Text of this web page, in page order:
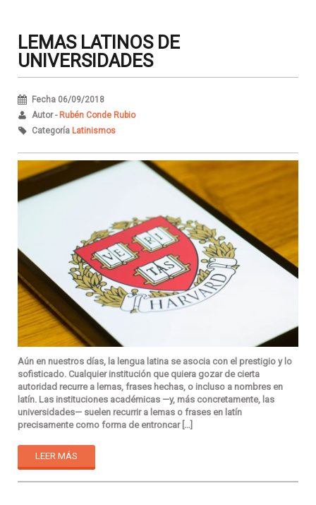
LEMAS LATINOS DE
UNIVERSIDADES
Fecha 06/09/2018
Autor - Rubén Conde Rubio
Categoría Latinismos
Aún en nuestros días, la lengua latina se asocia con el prestigio y lo
sofisticado. Cualquier institución que quiera gozar de cierta
autoridad recurre a lemas, frases hechas, o incluso a nombres en
latín. Las instituciones académicas —y, más concretamente, las
universidades— suelen recurrir a lemas o frases en latín
precisamente como forma de entroncar […]
LEER MÁS